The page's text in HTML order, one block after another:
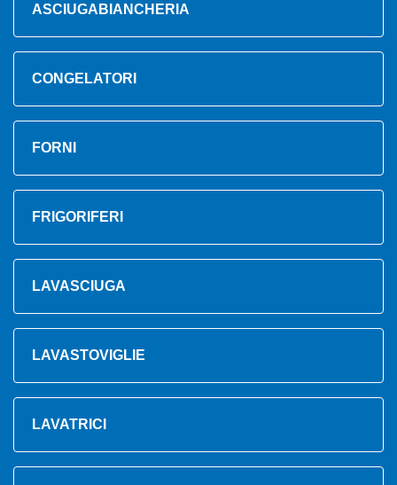
ASCIUGABIANCHERIA
CONGELATORI
FORNI
FRIGORIFERI
LAVASCIUGA
LAVASTOVIGLIE
LAVATRICI